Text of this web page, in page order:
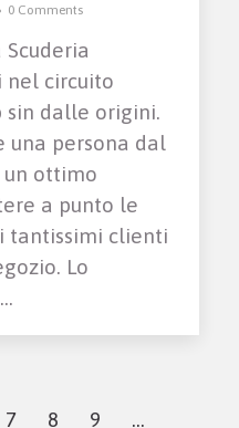
0 Comments
nel circuito
sin dalle origini.
una persona dal
un ottimo
a punto le
tantissimi clienti
Lo
7 8 9 …